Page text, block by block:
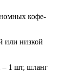
кофе-
или низкой
– 1 шт, шланг